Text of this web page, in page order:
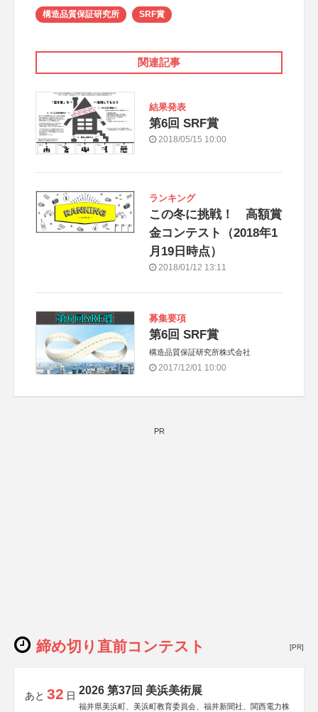
構造品質保証研究所 SRF賞
関連記事
結果発表
第6回 SRF賞
2018/05/15 10:00
ランキング
この冬に挑戦！ 高額賞
金コンテスト（2018年1
月19日時点）
2018/01/12 13:11
募集要項
第6回 SRF賞
構造品質保証研究所株式会社
2017/12/01 10:00
PR
締め切り直前コンテスト [PR]
あと 32 日 2026 第37回 美浜美術展
福井県美浜町、美浜町教育委員会、福井新聞社、関西電力株